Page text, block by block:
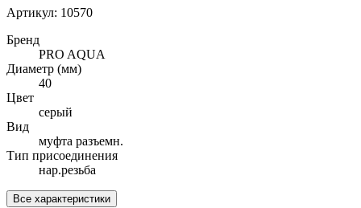
Артикул: 10570
Бренд
PRO AQUA
Диаметр (мм)
40
Цвет
серый
Вид
муфта разъемн.
Тип присоединения
нар.резьба
Все характеристики